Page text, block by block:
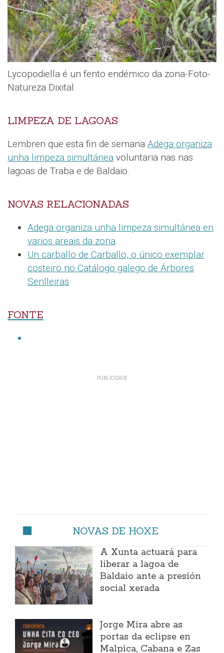
Lycopodiella é un fento endémico da zona-Foto-
Natureza Dixital
LIMPEZA DE LAGOAS
Lembren que esta fin de semana Adega organiza
unha limpeza simultánea voluntaria nas nas
lagoas de Traba e de Baldaio.
NOVAS RELACIONADAS
Adega organiza unha limpeza simultánea en
varios areais da zona.
Un carballo de Carballo, o único exemplar
costeiro no Catálogo galego de Árbores
Senlleiras
FONTE
NOVAS DE HOXE
A Xunta actuará para
liberar a lagoa de
Baldaio ante a presión
social xerada
Jorge Mira abre as
portas da eclipse en
Malpica, Cabana e Zas